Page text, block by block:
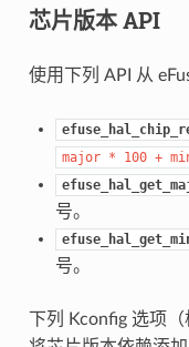
芯片版本 API
使用下列 API 从
major * 100 +
号。
号。
下列 Kconfig 选项